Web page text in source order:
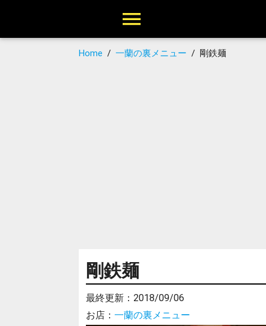
Home /一蘭の裏メニュー / 剛鉄麺
剛鉄麺
最終更新： 2018/09/06
お店： 一蘭の裏メニュー